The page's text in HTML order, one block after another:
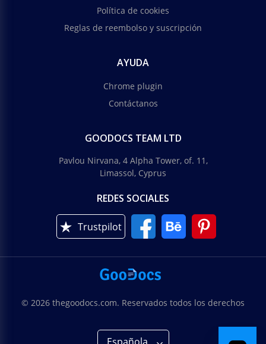
Política de cookies
Reglas de reembolso y suscripción
AYUDA
Chrome plugin
Contáctanos
GOODOCS TEAM LTD
Pavlou Nirvana, 4 Alpha Tower, of. 11,
Limassol, Cyprus
REDES SOCIALES
Trustpilot
© 2026 thegoodocs.com. Reservados todos los derechos